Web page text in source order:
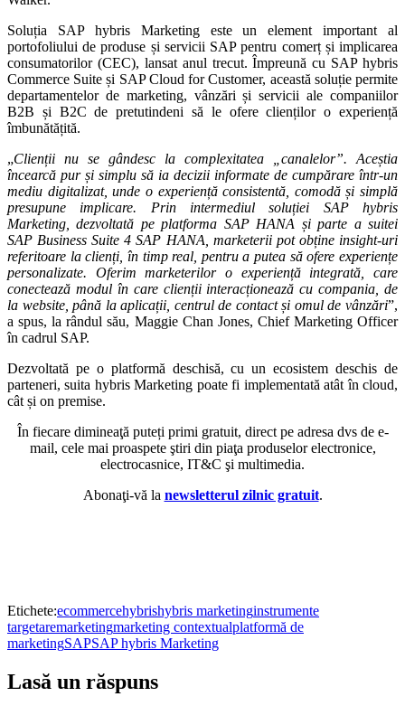
Soluția SAP hybris Marketing este un element important al
portofoliului de produse și servicii SAP pentru comerț și implicarea
consumatorilor (CEC), lansat anul trecut. Împreună cu SAP hybris
Commerce Suite și SAP Cloud for Customer, această soluție permite
departamentelor de marketing, vânzări și servicii ale companiilor
B2B și B2C de pretutindeni să le ofere clienților o experiență
îmbunătățită.
„Clienții nu se gândesc la complexitatea „canalelor”. Aceștia
încearcă pur și simplu să ia decizii informate de cumpărare într-un
mediu digitalizat, unde o experiență consistentă, comodă și simplă
presupune implicare. Prin intermediul soluției SAP hybris
Marketing, dezvoltată pe platforma SAP HANA și parte a suitei
SAP Business Suite 4 SAP HANA, marketerii pot obține insight-uri
referitoare la clienți, în timp real, pentru a putea să ofere experiențe
personalizate. Oferim marketerilor o experiență integrată, care
conectează modul în care clienții interacționează cu compania, de
la website, până la aplicații, centrul de contact și omul de vânzări”,
a spus, la rândul său, Maggie Chan Jones, Chief Marketing Officer
în cadrul SAP.
Dezvoltată pe o platformă deschisă, cu un ecosistem deschis de
parteneri, suita hybris Marketing poate fi implementată atât în cloud,
cât și on premise.
În fiecare dimineaţă puteți primi gratuit, direct pe adresa dvs de e-
mail, cele mai proaspete ştiri din piaţa produselor electronice,
electrocasnice, IT&C şi multimedia.
Abonaţi-vă la newsletterul zilnic gratuit.
Etichete:ecommercehybrishybris marketinginstrumente
targetaremarketingmarketing contextualplatformă de
marketingSAPSAP hybris Marketing
Lasă un răspuns